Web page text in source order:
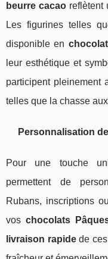
beurre cacaoreflètent
Les figurines telles
disponible en
leur esthétique et
participent pleinement
telles que la chasse aux
Personnalisation
Pour une touche
permettent de
Rubans, inscriptions
vos chocolats
livraison rapidede ces